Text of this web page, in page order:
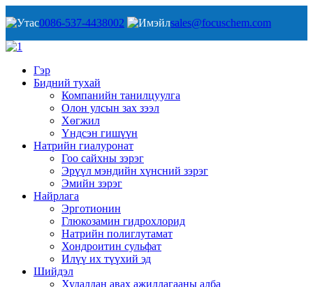
0086-537-4438002 sales@focuschem.com
Гэр
Бидний тухай
Компанийн танилцуулга
Олон улсын зах зээл
Хөгжил
Үндсэн гишүүн
Натрийн гиалуронат
Гоо сайхны зэрэг
Эрүүл мэндийн хүнсний зэрэг
Эмийн зэрэг
Найрлага
Эрготионин
Глюкозамин гидрохлорид
Натрийн полиглутамат
Хондроитин сульфат
Илүү их түүхий эд
Шийдэл
Худалдан авах ажиллагааны алба